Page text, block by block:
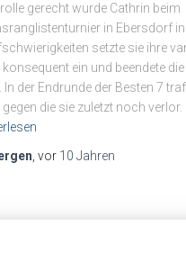
gerecht wurde Cathrin beim
in Ebersdorf
setzte sie ihre
ein und beendete
der Endrunde der Besten 7
gegen die sie zuletzt noch
, vor 10 Jahren